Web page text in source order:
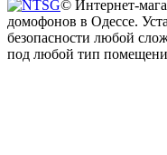
© Интернет-
домофонов в Одессе.
безопасности любой
под любой тип